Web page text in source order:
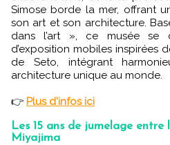
Simose borde la mer, offrant
son art et son architecture.
dans l’art », ce musée se
d’exposition mobiles inspirées
de Seto, intégrant
architecture unique au monde.
👉 Plus d'infos ici
Les 15 ans de jumelage
Miyajima